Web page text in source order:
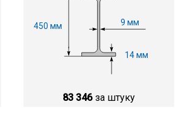
450 мм 9 мм
14 мм
83 346 за штуку